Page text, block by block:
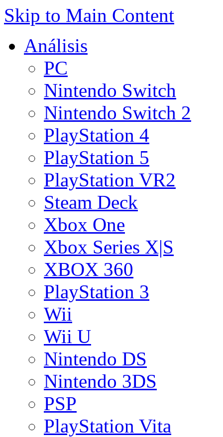
Skip to Main Content
Análisis
PC
Nintendo Switch
Nintendo Switch 2
PlayStation 4
PlayStation 5
PlayStation VR2
Steam Deck
Xbox One
Xbox Series X|S
XBOX 360
PlayStation 3
Wii
Wii U
Nintendo DS
Nintendo 3DS
PSP
PlayStation Vita